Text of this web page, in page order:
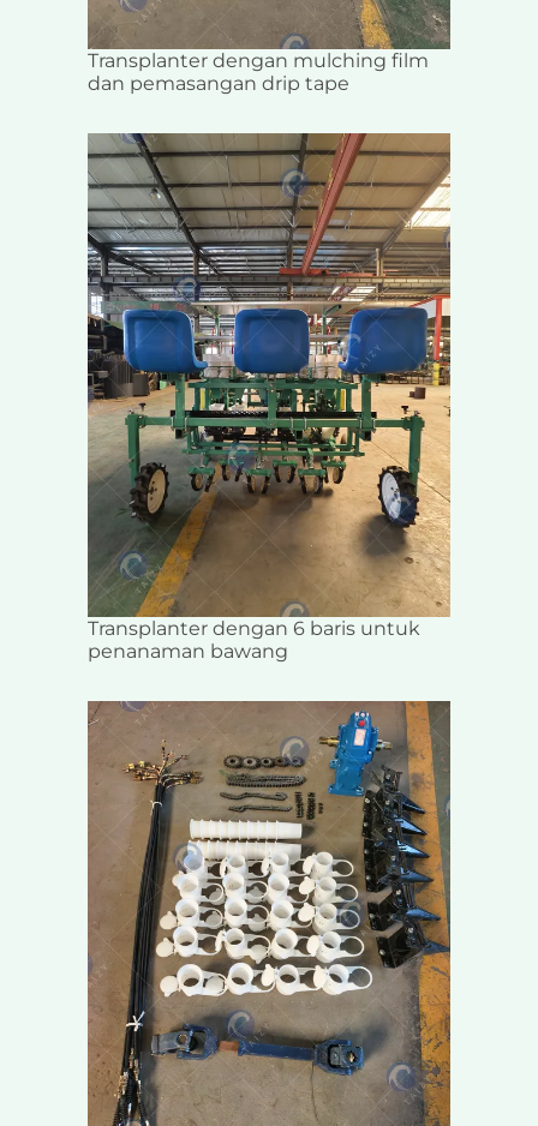
Transplanter dengan mulching film
dan pemasangan drip tape
Transplanter dengan 6 baris untuk
penanaman bawang